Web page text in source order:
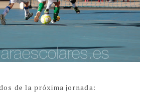
de la próxima jornada: